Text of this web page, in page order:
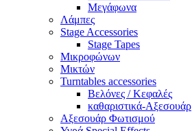
Μεγάφωνα
Λάμπες
Stage Accessories
Stage Tapes
Μικροφώνων
Μικτών
Turntables accessories
Βελόνες / Κεφαλές
καθαριστικά-Αξεσουάρ
Αξεσουάρ Φωτισμού